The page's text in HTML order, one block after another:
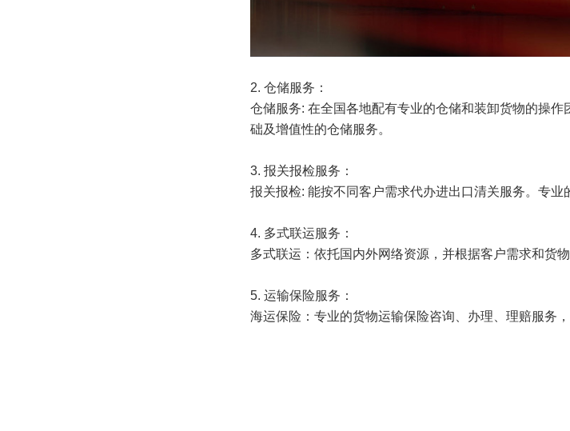
2. 仓储服务：
仓储服务: 在全国各地配有专业的仓储和装卸货物的操
础及增值性的仓储服务。
3. 报关报检服务：
报关报检: 能按不同客户需求代办进出口清关服务。专业
4. 多式联运服务：
多式联运：依托国内外网络资源，并根据客户需求和货
5. 运输保险服务：
海运保险：专业的货物运输保险咨询、办理、理赔服务，